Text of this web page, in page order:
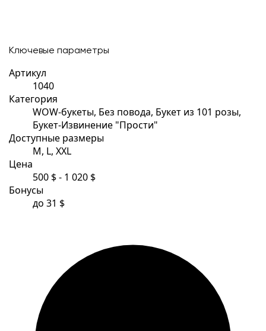
Ключевые параметры
Артикул
1040
Категория
WOW-букеты, Без повода, Букет из 101 розы,
Букет-Извинение "Прости"
Доступные размеры
M, L, XXL
Цена
500 $ - 1 020 $
Бонусы
до 31 $